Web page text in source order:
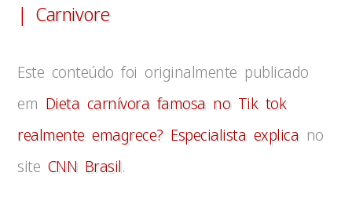
| Carnivore
Este conteúdo foi originalmente publicado
em Dieta carnívora famosa no Tik tok
realmente emagrece? Especialista explicano
site CNN Brasil.